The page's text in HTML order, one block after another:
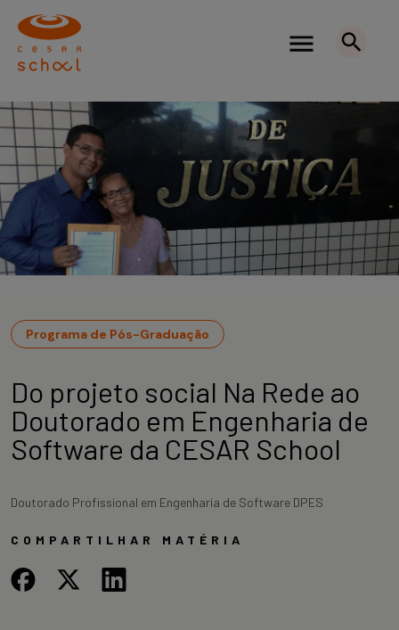
Programa de Pós-Graduação
Do projeto social Na Rede ao
Doutorado em Engenharia de
Software da CESAR School
Doutorado Profissional em Engenharia de Software DPES
COMPARTILHAR MATÉRIA